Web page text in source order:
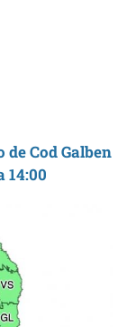
Cod Galben
14:00